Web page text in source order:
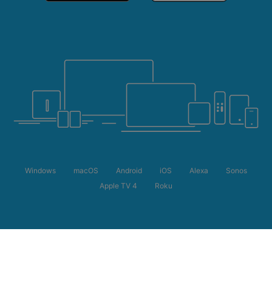
Windows macOS Android iOS Alexa
Sonos
Apple TV 4
Roku